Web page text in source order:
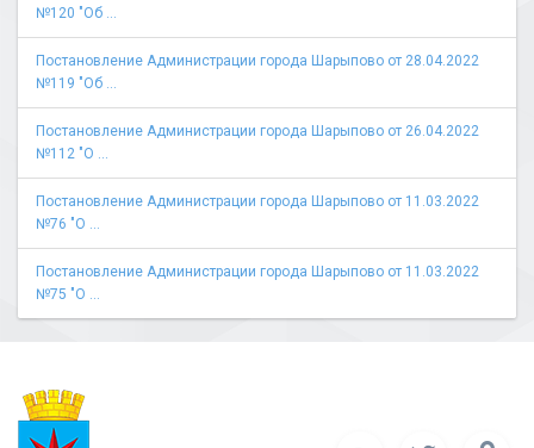
№120 "Об ...
Постановление Администрации города Шарыпово от 28.04.2022
№119 "Об ...
Постановление Администрации города Шарыпово от 26.04.2022
№112 "О ...
Постановление Администрации города Шарыпово от 11.03.2022
№76 "О ...
Постановление Администрации города Шарыпово от 11.03.2022
№75 "О ...